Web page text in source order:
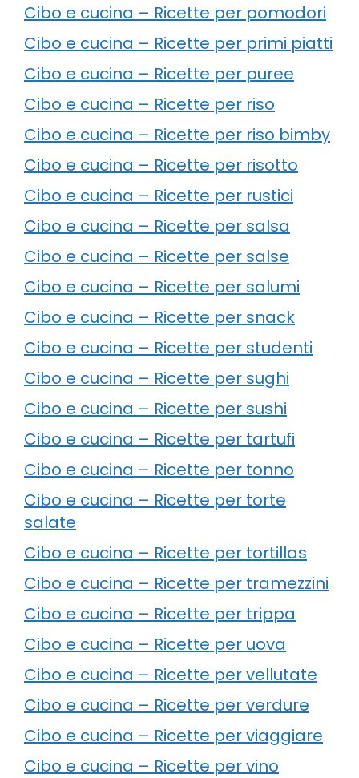
Cibo e cucina – Ricette per pomodori
Cibo e cucina – Ricette per primi piatti
Cibo e cucina – Ricette per puree
Cibo e cucina – Ricette per riso
Cibo e cucina – Ricette per riso bimby
Cibo e cucina – Ricette per risotto
Cibo e cucina – Ricette per rustici
Cibo e cucina – Ricette per salsa
Cibo e cucina – Ricette per salse
Cibo e cucina – Ricette per salumi
Cibo e cucina – Ricette per snack
Cibo e cucina – Ricette per studenti
Cibo e cucina – Ricette per sughi
Cibo e cucina – Ricette per sushi
Cibo e cucina – Ricette per tartufi
Cibo e cucina – Ricette per tonno
Cibo e cucina – Ricette per torte
salate
Cibo e cucina – Ricette per tortillas
Cibo e cucina – Ricette per tramezzini
Cibo e cucina – Ricette per trippa
Cibo e cucina – Ricette per uova
Cibo e cucina – Ricette per vellutate
Cibo e cucina – Ricette per verdure
Cibo e cucina – Ricette per viaggiare
Cibo e cucina – Ricette per vino